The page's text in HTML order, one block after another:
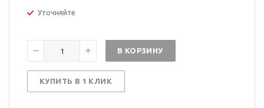
Уточняйте
В КОРЗИНУ
КУПИТЬ В 1 КЛИК